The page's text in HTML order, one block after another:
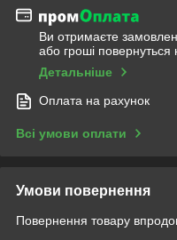
Ви отримаєте
або гроші повернуться
Детальніше
Оплата на рахунок
Всі умови оплати
Умови повернення
Повернення товару